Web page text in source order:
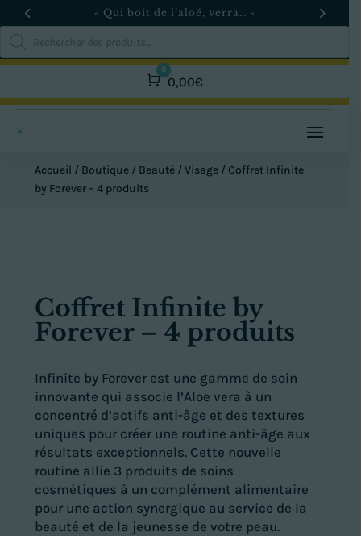
« Qui boit de l’aloé, verra… »
Recherche
de
produits
Panier
0
0,00€
Accueil / Boutique / Beauté /Visage / Coffret Infinite
by Forever – 4 produits
Coffret Infinite by
Forever – 4 produits
Infinite by Forever est une gamme de soin
innovante qui associe l’Aloe vera à un
concentré d’actifs anti-âge et des textures
uniques pour créer une routine anti-âge aux
résultats exceptionnels. Cette nouvelle
routine allie 3 produits de soins
cosmétiques à un complément alimentaire
pour une action synergique au service de la
beauté et de la jeunesse de votre peau.